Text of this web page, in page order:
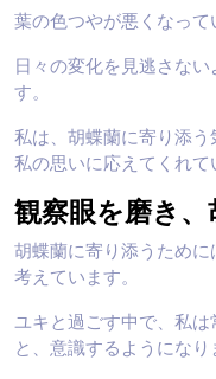
葉の色つやが悪くなって
日々の変化を見逃さな
す。
私は、胡蝶蘭に寄り添
私の思いに応えてくれて
観察眼を磨き
胡蝶蘭に寄り添うため
考えています。
ユキと過ごす中で、私
と、意識するようになり